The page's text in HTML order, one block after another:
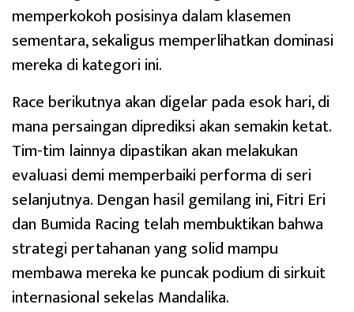
memperkokoh posisinya dalam klasemen
sementara, sekaligus memperlihatkan dominasi
mereka di kategori ini.
Race berikutnya akan digelar pada esok hari, di
mana persaingan diprediksi akan semakin ketat.
Tim-tim lainnya dipastikan akan melakukan
evaluasi demi memperbaiki performa di seri
selanjutnya. Dengan hasil gemilang ini, Fitri Eri
dan Bumida Racing telah membuktikan bahwa
strategi pertahanan yang solid mampu
membawa mereka ke puncak podium di sirkuit
internasional sekelas Mandalika.